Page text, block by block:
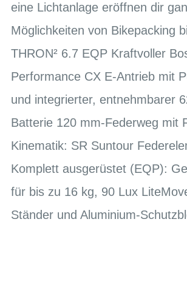
eine Lichtanlage eröffnen dir
Möglichkeiten von Bikepacking
THRON² 6.7 EQP Kraftvoller
Performance CX E-Antrieb mit
und integrierter, entnehmbarer
Batterie 120 mm-Federweg mit
Kinematik: SR Suntour
Komplett ausgerüstet (EQP):
für bis zu 16 kg, 90 Lux
Ständer und Aluminium-